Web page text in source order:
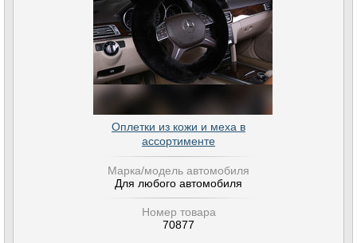
Оплетки из кожи и меха в
ассортименте
Марка/модель автомобиля
Для любого автомобиля
Номер товара
70877